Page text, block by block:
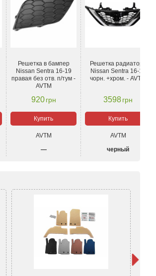
Решетка в бампер
Nissan Sentra 16-19
правая без отв. п/тум -
AVTM
Решетка радиатора
Nissan Sentra 16-19
чорн. +хром. - AVTM
920 грн 3598грн
Купить Купить
AVTM AVTM
— черный